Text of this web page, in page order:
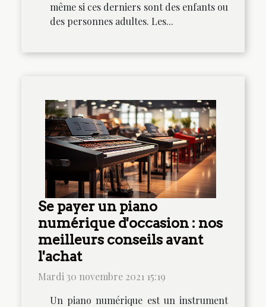
même si ces derniers sont des enfants ou
des personnes adultes. Les...
Se payer un piano
numérique d'occasion : nos
meilleurs conseils avant
l'achat
Mardi 30 novembre 2021 15:19
Un piano numérique est un instrument